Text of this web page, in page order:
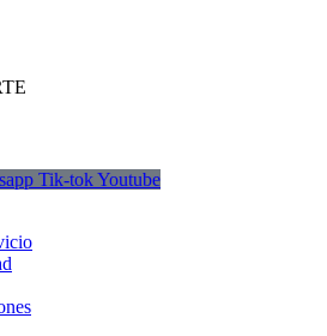
Tik-tokYoutube